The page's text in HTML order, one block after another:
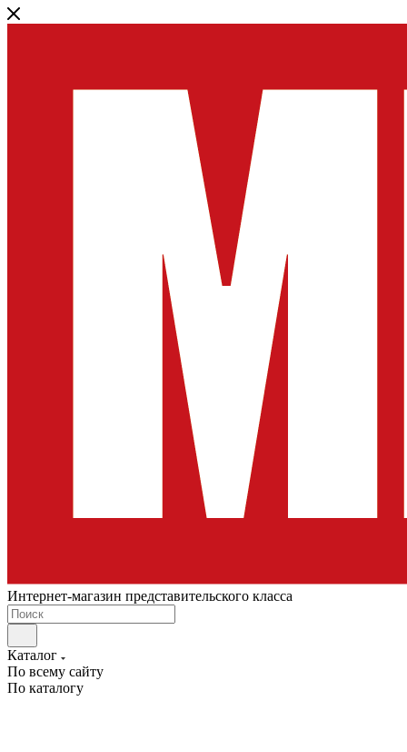
Интернет-магазин представительского класса
Каталог
По всему сайту
По каталогу